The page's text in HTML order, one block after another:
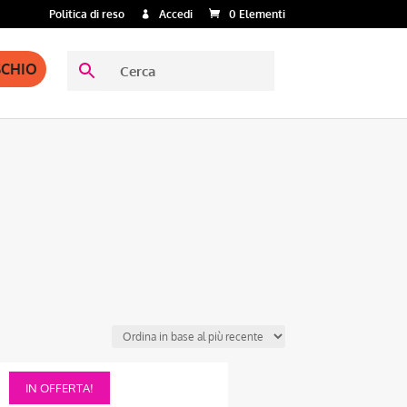
Politica di reso Accedi 0 Elementi
IN OFFERTA!
Questo
prodotto